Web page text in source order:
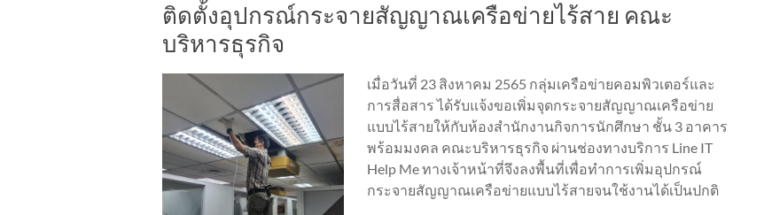
ติดตั้งอุปกรณ์กระจายสัญญาณเครือข่ายไร้สาย คณะ
บริหารธุรกิจ
เมื่อวันที่ 23 สิงหาคม 2565 กลุ่มเครือข่ายคอมพิวเตอร์และ
การสื่อสาร ได้รับแจ้งขอเพิ่มจุดกระจายสัญญาณเครือข่าย
แบบไร้สายให้กับห้องสำนักงานกิจการนักศึกษา ชั้น 3 อาคาร
พร้อมมงคล คณะบริหารธุรกิจ ผ่านช่องทางบริการ Line IT
Help Me ทางเจ้าหน้าที่จึงลงพื้นที่เพื่อทำการเพิ่มอุปกรณ์
กระจายสัญญาณเครือข่ายแบบไร้สายจนใช้งานได้เป็นปกติ